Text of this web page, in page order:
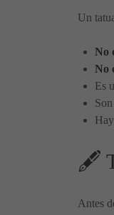
Un
No
No
Es
🖋️
Antes